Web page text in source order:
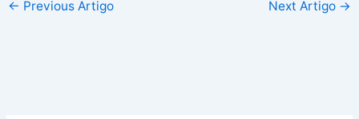
← Previous Artigo Next Artigo →